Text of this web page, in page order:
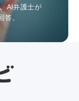
AI弁護士が
答。